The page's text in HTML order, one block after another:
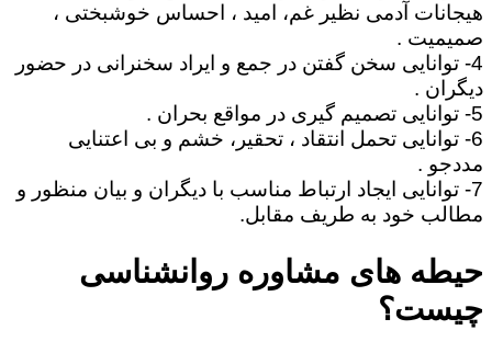
هیجانات آدمی نظیر غم، امید ، احساس خوشبختی ،
صمیمیت .
4- توانایی سخن گفتن در جمع و ایراد سخنرانی در حضور
دیگران .
5- توانایی تصمیم گیری در مواقع بحران .
6- توانایی تحمل انتقاد ، تحقیر، خشم و بی اعتنایی
مددجو .
7- توانایی ایجاد ارتباط مناسب با دیگران و بیان منظور و
مطالب خود به طریف مقابل.
حیطه های مشاوره روانشناسی
چیست؟